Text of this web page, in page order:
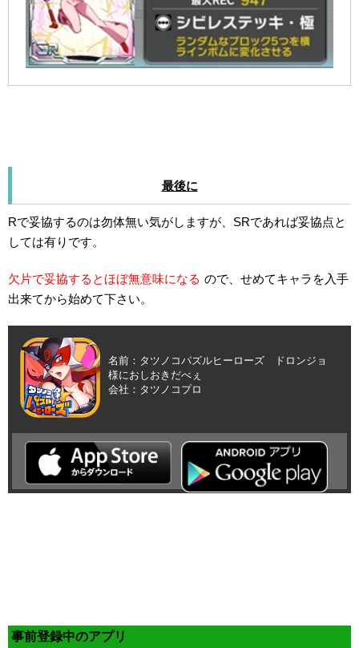
最後に
Rで妥協するのは勿体無い気がしますが、SRであれば妥協点と
しては有りです。
欠片で妥協するとほぼ無意味になる ので、せめてキャラを入手
出来てから始めて下さい。
名前：タツノコパズルヒーローズ ドロンジョ
様におしおきだべぇ
会社：タツノコプロ
事前登録中のアプリ